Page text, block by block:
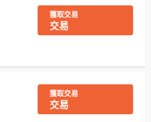
獲取交易
交易
獲取交易
交易